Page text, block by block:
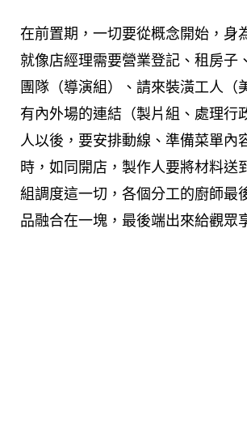
在前置期，一切要從概念開始，身
就像店經理需要營業登記、租房子
團隊（導演組）、請來裝潢工人（
有內外場的連結（製片組、處理行
人以後，要安排動線、準備菜單內
時，如同開店，製作人要將材料送
組調度這一切，各個分工的廚師最
品融合在一塊，最後端出來給觀眾